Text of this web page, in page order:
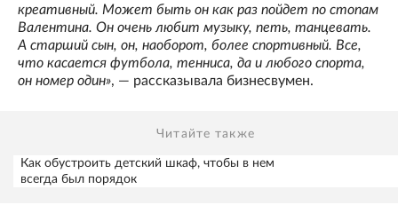
креативный. Может быть он как раз пойдет по стопам
Валентина. Он очень любит музыку, петь, танцевать.
А старший сын, он, наоборот, более спортивный. Все,
что касается футбола, тенниса, да и любого спорта,
он номер один», — рассказывала бизнесвумен.
Читайте также
Как обустроить детский шкаф, чтобы в нем
всегда был порядок